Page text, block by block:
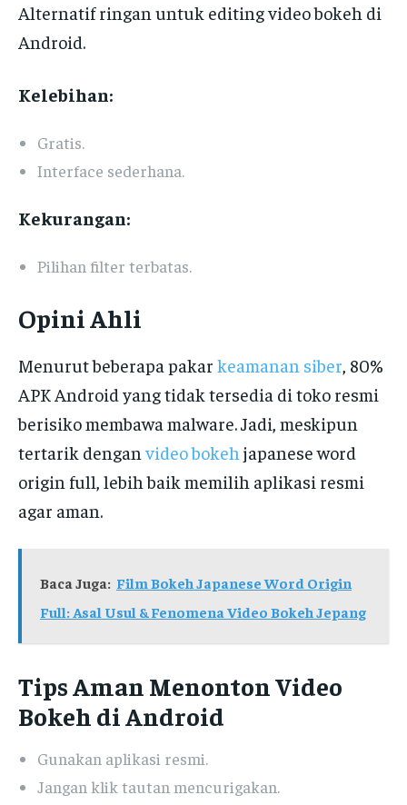
Alternatif ringan untuk editing video bokeh di
Android.
Kelebihan:
Gratis.
Interface sederhana.
Kekurangan:
Pilihan filter terbatas.
Opini Ahli
Menurut beberapa pakar keamanan siber, 80%
APK Android yang tidak tersedia di toko resmi
berisiko membawa malware. Jadi, meskipun
tertarik dengan video bokeh japanese word
origin full, lebih baik memilih aplikasi resmi
agar aman.
Baca Juga: Film Bokeh Japanese Word Origin
Full: Asal Usul & Fenomena Video Bokeh Jepang
Tips Aman Menonton Video
Bokeh di Android
Gunakan aplikasi resmi.
Jangan klik tautan mencurigakan.